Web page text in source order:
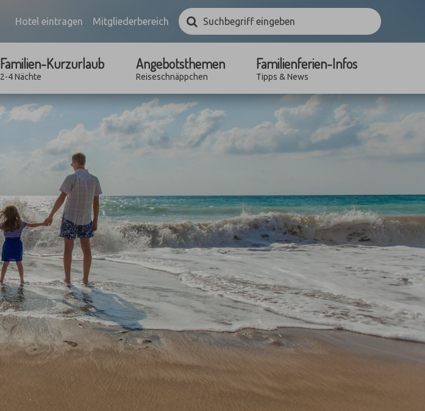
Hotel eintragen Mitgliederbereich
Suchbegriff
eingebenSuchen
Familien-Kurzurlaub
2-4 Nächte
Angebotsthemen
Reiseschnäppchen
Familienferien-Infos
Tipps & News